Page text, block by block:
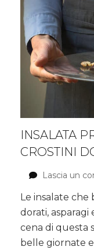
INSALATA
CROSTINI
Lascia un
Le insalate che
dorati,
cena di questa
belle giornate